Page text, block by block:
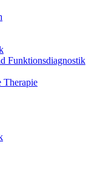
Funktionsdiagnostik
Therapie